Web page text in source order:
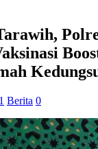
Berita 0